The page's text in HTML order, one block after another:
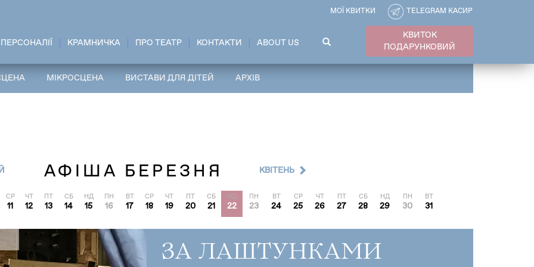
ПЕРСОНАЛІЇ КРАМНИЧКА ПРО ТЕАТР КОНТАКТИ ABOUT US
ПОШУКОВА
ФОРМА
КВИТОК
ПОДАРУНКОВИЙ
МОЇ КВИТКИ TELEGRAM КАСИР
МІКРОСЦЕНА ВИСТАВИ ДЛЯ ДІТЕЙ АРХІВ
АФІША БЕРЕЗНЯ
СР
11
ЧТ
12
ПТ
13
СБ
14
НД
15
ПН
16
ВТ
17
СР
18
ЧТ
19
ПТ
20
СБ
21
НД
22
ПН
23
ВТ
24
СР
25
ЧТ
26
ПТ
27
СБ
28
НД
29
ПН
30
ВТ
31
КВІТЕНЬ
ЗА ЛАШТУНКАМИ